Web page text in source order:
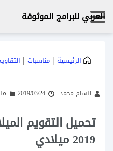
العربي للبرامج الموثوقة
الرئيسية | مناسبات |
انسام محمد 2019/03/24
2019 ميلادي